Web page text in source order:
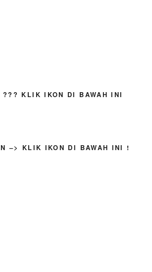
??? KLIK IKON DI BAWAH INI
–> KLIK IKON DI BAWAH INI !